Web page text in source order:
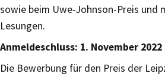
sowie beim Uwe-Johnson-Preis und
Lesungen.
Anmeldeschluss: 1. November 2022
Die Bewerbung für den Preis der